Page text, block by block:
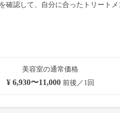
確認して、自分に合ったトリート
美容室の通常価格
¥ 6,930〜11,000前後／1回